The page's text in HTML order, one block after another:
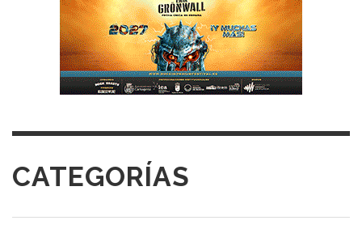
CATEGORÍAS